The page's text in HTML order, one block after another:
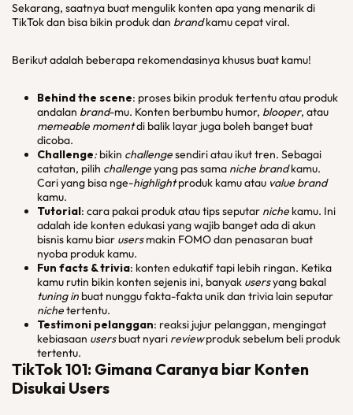
Sekarang, saatnya buat mengulik konten apa yang menarik di
TikTok dan bisa bikin produk dan brandkamu cepat viral.
Berikut adalah beberapa rekomendasinya khusus buat kamu!
Behind the scene: proses bikin produk tertentu atau produk
andalan brand-mu. Konten berbumbu humor, blooper, atau
memeable momentdi balik layar juga boleh banget buat
dicoba.
Challenge: bikin challengesendiri atau ikut tren. Sebagai
catatan, pilih challengeyang pas sama niche brandkamu.
Cari yang bisa nge-highlightproduk kamu atau value brand
kamu.
Tutorial: cara pakai produk atau tips seputar niche kamu. Ini
adalah ide konten edukasi yang wajib banget ada di akun
bisnis kamu biar usersmakin FOMO dan penasaran buat
nyoba produk kamu.
Fun facts & trivia: konten edukatif tapi lebih ringan. Ketika
kamu rutin bikin konten sejenis ini, banyak usersyang bakal
tuning in buat nunggu fakta-fakta unik dan trivia lain seputar
nichetertentu.
Testimoni pelanggan: reaksi jujur pelanggan, mengingat
kebiasaan usersbuat nyari reviewproduk sebelum beli produk
tertentu.
TikTok 101: Gimana Caranya biar Konten
Disukai Users